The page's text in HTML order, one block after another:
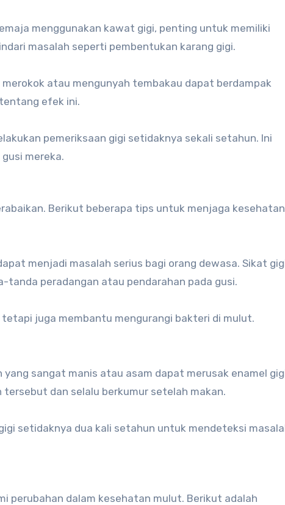
menggunakan kawat gigi, penting untuk memiliki
masalah seperti pembentukan karang gigi.
merokok atau mengunyah tembakau dapat berdampak
efek ini.
pemeriksaan gigi setidaknya sekali setahun. Ini
mereka.
Berikut beberapa tips untuk menjaga kesehatan
menjadi masalah serius bagi orang dewasa. Sikat
peradangan atau pendarahan pada gusi.
juga membantu mengurangi bakteri di mulut.
yang sangat manis atau asam dapat merusak enamel
dan selalu berkumur setelah makan.
setidaknya dua kali setahun untuk mendeteksi
perubahan dalam kesehatan mulut. Berikut adalah